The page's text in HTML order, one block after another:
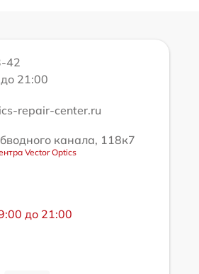
42
21:00
repair-center.ru
канала, 118к7
Vector Optics
до 21:00